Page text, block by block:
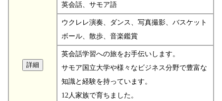
英会話、サモア語
ウクレレ演奏、ダンス、写真撮影、バスケット
ボール、散歩、音楽鑑賞
英会話学習への旅をお手伝いします。
サモア国立大学や様々なビジネス分野で豊富な
知識と経験を持っています。
12人家族で育ちました。